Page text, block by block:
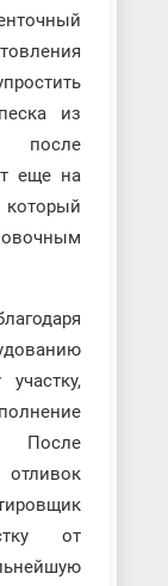
из
после
еще на
После
от